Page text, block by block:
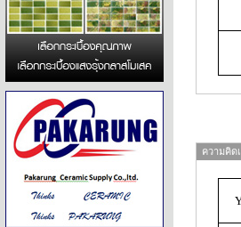
ความคิด